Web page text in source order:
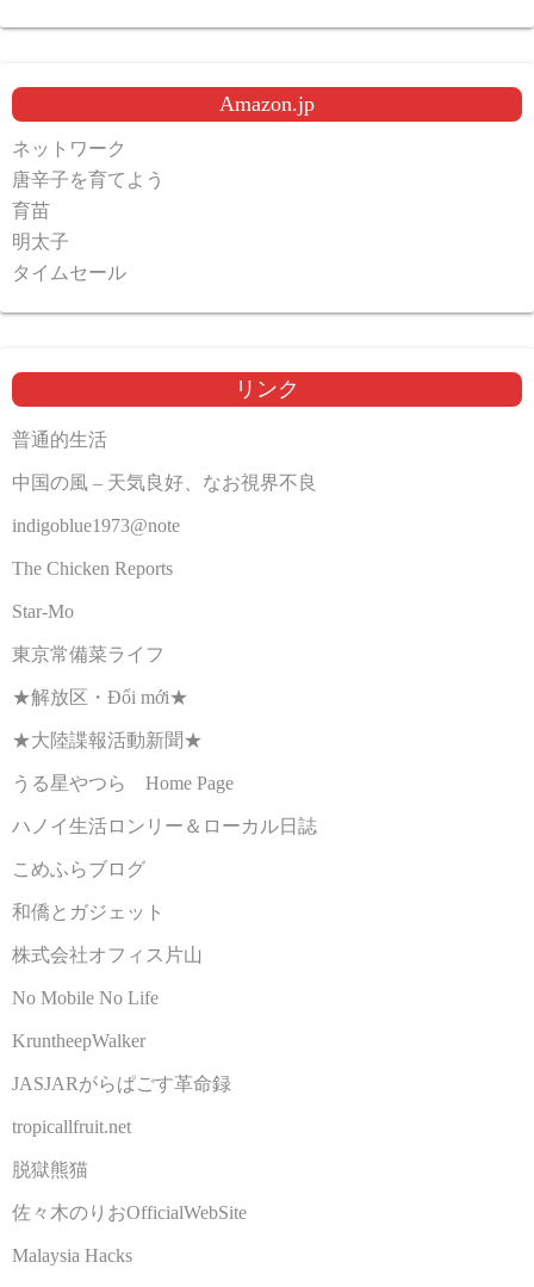
Amazon.jp
ネットワーク
唐辛子を育てよう
育苗
明太子
タイムセール
リンク
普通的生活
中国の風 – 天気良好、なお視界不良
indigoblue1973@note
The Chicken Reports
Star-Mo
東京常備菜ライフ
★解放区・Đổi mới★
★大陸諜報活動新聞★
うる星やつら Home Page
ハノイ生活ロンリー＆ローカル日誌
こめふらブログ
和僑とガジェット
株式会社オフィス片山
No Mobile No Life
KruntheepWalker
JASJARがらぱごす革命録
tropicallfruit.net
脱獄熊猫
佐々木のりおOfficialWebSite
Malaysia Hacks